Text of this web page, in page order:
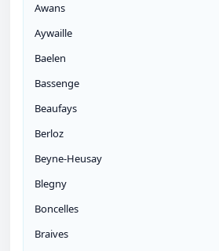
Awans
Aywaille
Baelen
Bassenge
Beaufays
Berloz
Beyne-Heusay
Blegny
Boncelles
Braives